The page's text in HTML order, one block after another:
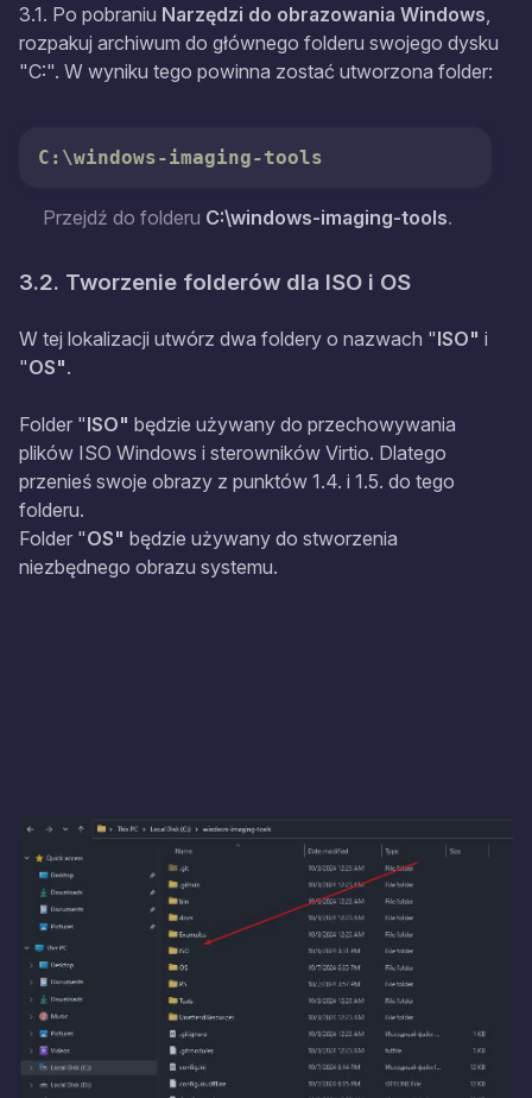
3.1. Po pobraniu Narzędzi do obrazowania Windows,
rozpakuj archiwum do głównego folderu swojego dysku
"C:". W wyniku tego powinna zostać utworzona folder:
C:\windows-imaging-tools
Przejdź do folderu C:\windows-imaging-tools.
3.2. Tworzenie folderów dla ISO i OS
W tej lokalizacji utwórz dwa foldery o nazwach "ISO" i
"OS".
Folder "ISO" będzie używany do przechowywania
plików ISO Windows i sterowników Virtio. Dlatego
przenieś swoje obrazy z punktów 1.4. i 1.5. do tego
folderu.
Folder "OS" będzie używany do stworzenia
niezbędnego obrazu systemu.